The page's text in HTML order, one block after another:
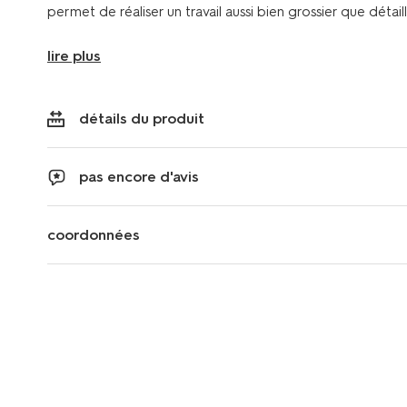
permet de réaliser un travail aussi bien grossier que
lire plus
détails du produit
pas encore d'avis
coordonnées